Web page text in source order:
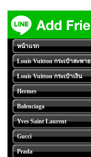
หน้าแรก
Louis Vuitton กระเป๋าสะพาย
Louis Vuitton กระเป๋าเงิน
Hermes
Balenciaga
Yves Saint Laurent
Gucci
Prada